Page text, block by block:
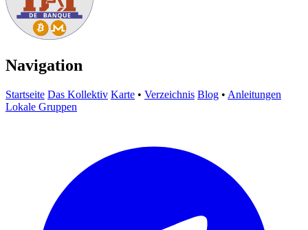
Navigation
Startseite Das Kollektiv Karte • Verzeichnis Blog • Anleitungen
Lokale Gruppen